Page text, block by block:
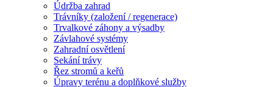
Údržba zahrad
Trávníky (založení / regenerace)
Trvalkové záhony a výsadby
Závlahové systémy
Zahradní osvětlení
Sekání trávy
Řez stromů a keřů
Úpravy terénu a doplňkové služby